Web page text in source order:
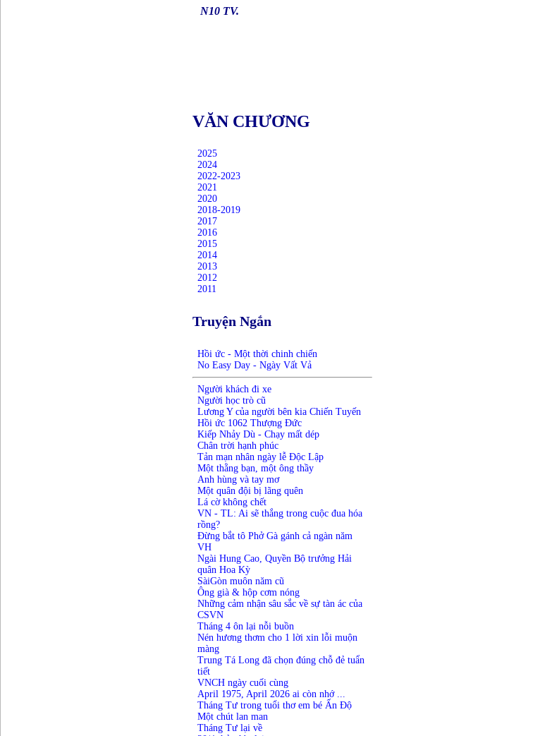
N10 TV.
VĂN CHƯƠNG
2025
2024
2022-2023
2021
2020
2018-2019
2017
2016
2015
2014
2013
2012
2011
Truyện Ngắn
Hồi ức - Một thời chinh chiến
No Easy Day - Ngày Vất Vả
Người khách đi xe
Người học trò cũ
Lương Y của người bên kia Chiến Tuyến
Hồi ức 1062 Thượng Đức
Kiếp Nhảy Dù - Chạy mất dép
Chân trời hạnh phúc
Tản mạn nhân ngày lễ Độc Lập
Một thằng bạn, một ông thầy
Anh hùng và tay mơ
Một quân đội bị lãng quên
Lá cờ không chết
VN - TL: Ai sẽ thắng trong cuộc đua hóa
rồng?
Đừng bắt tô Phở Gà gánh cả ngàn năm
VH
Ngài Hung Cao, Quyền Bộ trưởng Hải
quân Hoa Kỳ
SàiGòn muôn năm cũ
Ông già & hộp cơm nóng
Những cảm nhận sâu sắc về sự tàn ác của
CSVN
Tháng 4 ôn lại nỗi buồn
Nén hương thơm cho 1 lời xin lỗi muộn
màng
Trung Tá Long đã chọn đúng chỗ đẻ tuẩn
tiết
VNCH ngày cuối cùng
April 1975, April 2026 ai còn nhớ ...
Tháng Tư trong tuổi thơ em bé Ấn Độ
Một chút lan man
Tháng Tư lại về